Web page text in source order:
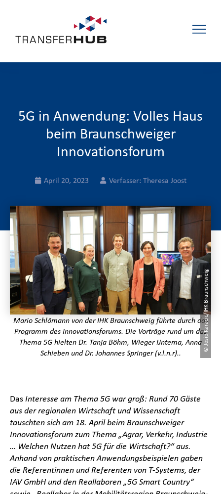
5G in Anwendung: Volles Haus
beim Braunschweiger
Innovationsforum
April 20, 2023 Verfasser: Theresa Joost
Mario Schlömann von der IHK Braunschweig führte durch das
Programm des Innovationsforums. Die Vorträge rund um das
Thema 5G hielten Dr. Tanja Böhm, Wieger IJntema, Anna
Schieben und Dr. Johannes Springer (v.l.n.r)..
© Josip Karacic/IHK Braunschweig
DasInteresse am Thema 5G war groß: Rund 70 Gäste
aus der regionalen Wirtschaft und Wissenschaft
tauschten sich am 18. April beim Braunschweiger
Innovationsforum zum Thema „Agrar, Verkehr, Industrie
… Welchen Nutzen hat 5G für die Wirtschaft?“ aus.
Anhand von praktischen Anwendungsbeispielen gaben
die Referentinnen und Referenten von T-Systems, der
IAV GmbH und den Reallaboren „5G Smart Country“